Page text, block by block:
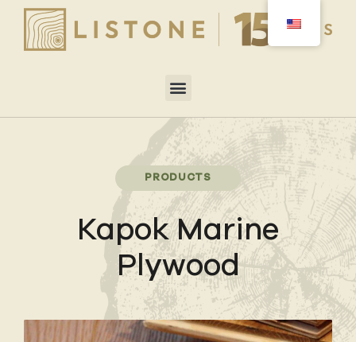
PRODUCTS
Kapok Marine
Plywood